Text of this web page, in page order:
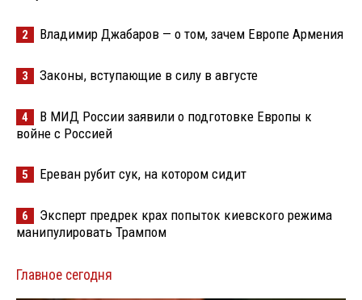
2 Владимир Джабаров — о том, зачем Европе Армения
3 Законы, вступающие в силу в августе
4
В МИД России заявили о подготовке Европы к
войне с Россией
5 Ереван рубит сук, на котором сидит
6
Эксперт предрек крах попыток киевского режима
манипулировать Трампом
Главное сегодня